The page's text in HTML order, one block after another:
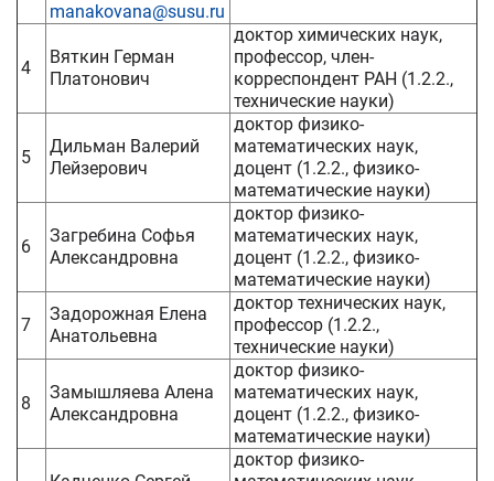
manakovana@susu.ru
4
Вяткин Герман
Платонович
доктор химических наук,
профессор, член-
корреспондент РАН (1.2.2.,
технические науки)
5
Дильман Валерий
Лейзерович
доктор физико-
математических наук,
доцент (1.2.2., физико-
математические науки)
6
Загребина Софья
Александровна
доктор физико-
математических наук,
доцент (1.2.2., физико-
математические науки)
7
Задорожная Елена
Анатольевна
доктор технических наук,
профессор (1.2.2.,
технические науки)
8
Замышляева Алена
Александровна
доктор физико-
математических наук,
доцент (1.2.2., физико-
математические науки)
доктор физико-